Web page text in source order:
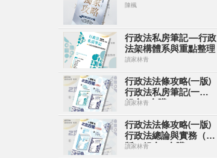
陳楓
行政法私房筆記—行政
法架構體系與重點整理
讀家林青
行政法法條攻略(一版)
行政法私房筆記(一版)
組合A合購
讀家林青
行政法法條攻略(一版)
行政法總論與實務（二
版）組合B合購
讀家林青